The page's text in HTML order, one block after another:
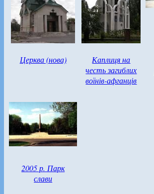
Церква (нова)
Каплиця на
честь загиблих
воїнів-афганців
2005 р. Парк
слави